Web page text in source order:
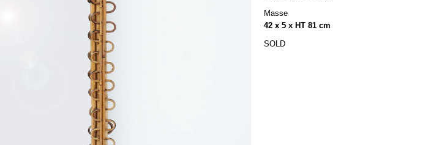
Masse
42 x 5 x HT 81 cm
SOLD